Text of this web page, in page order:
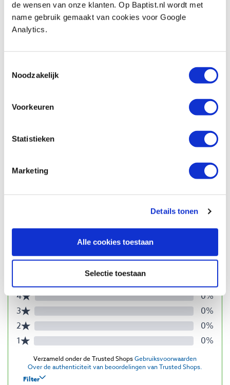
de wensen van onze klanten. Op Baptist.nl wordt met
name gebruik gemaakt van cookies voor Google
Analytics.
Noodzakelijk
Voorkeuren
Statistieken
Marketing
Details tonen
Alle cookies toestaan
Selectie toestaan
Produktnummer: 329583
€ 11,50 inkl. MwSt
Auf Lager